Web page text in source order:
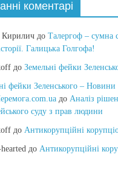
коментарі
Кирилич до Талергоф – сумна
Галицька Голгофа!
до Земельні фейки
фейки Зеленського – Новини
до Аналіз
суду з прав людини
до Антикорупційні
до Антикорупційні